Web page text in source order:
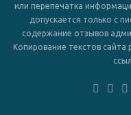
или перепечатка
допускается только с
содержание отзывов
Копирование текстов сайта